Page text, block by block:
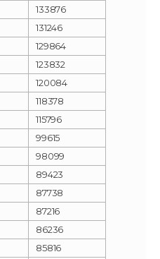
133876
131246
129864
123832
120084
118378
115796
99615
98099
89423
87738
87216
86236
85816